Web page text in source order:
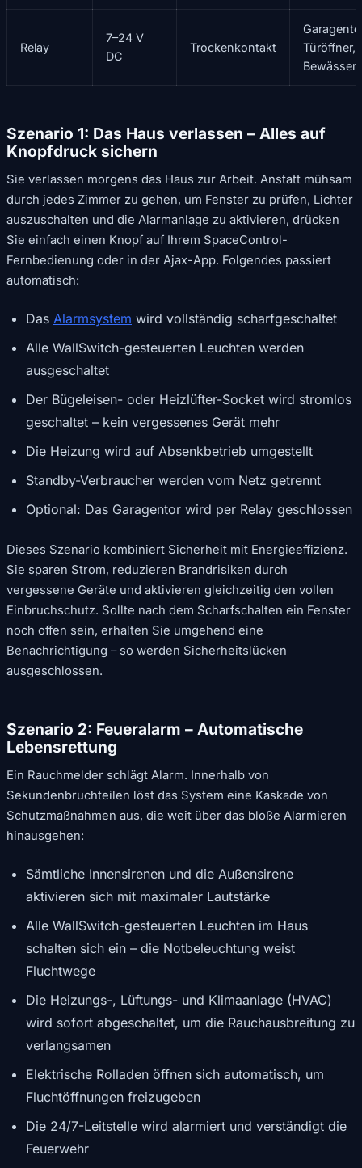
Relay
7–24 V
DC
Trockenkontakt
Türöffner,
Szenario 1: Das Haus verlassen – Alles auf
Knopfdruck sichern
Sie verlassen morgens das Haus zur Arbeit. Anstatt mühsam
durch jedes Zimmer zu gehen, um Fenster zu prüfen, Lichter
auszuschalten und die Alarmanlage zu aktivieren, drücken
Sie einfach einen Knopf auf Ihrem SpaceControl-
Fernbedienung oder in der Ajax-App. Folgendes passiert
automatisch:
Das Alarmsystem wird vollständig scharfgeschaltet
Alle WallSwitch-gesteuerten Leuchten werden
ausgeschaltet
Der Bügeleisen- oder Heizlüfter-Socket wird stromlos
geschaltet – kein vergessenes Gerät mehr
Die Heizung wird auf Absenkbetrieb umgestellt
Standby-Verbraucher werden vom Netz getrennt
Optional: Das Garagentor wird per Relay geschlossen
Dieses Szenario kombiniert Sicherheit mit Energieeffizienz.
Sie sparen Strom, reduzieren Brandrisiken durch
vergessene Geräte und aktivieren gleichzeitig den vollen
Einbruchschutz. Sollte nach dem Scharfschalten ein Fenster
noch offen sein, erhalten Sie umgehend eine
Benachrichtigung – so werden Sicherheitslücken
ausgeschlossen.
Szenario 2: Feueralarm – Automatische
Lebensrettung
Ein Rauchmelder schlägt Alarm. Innerhalb von
Sekundenbruchteilen löst das System eine Kaskade von
Schutzmaßnahmen aus, die weit über das bloße Alarmieren
hinausgehen:
Sämtliche Innensirenen und die Außensirene
aktivieren sich mit maximaler Lautstärke
Alle WallSwitch-gesteuerten Leuchten im Haus
schalten sich ein – die Notbeleuchtung weist
Fluchtwege
Die Heizungs-, Lüftungs- und Klimaanlage (HVAC)
wird sofort abgeschaltet, um die Rauchausbreitung zu
verlangsamen
Elektrische Rolladen öffnen sich automatisch, um
Fluchtöffnungen freizugeben
Die 24/7-Leitstelle wird alarmiert und verständigt die
Feuerwehr